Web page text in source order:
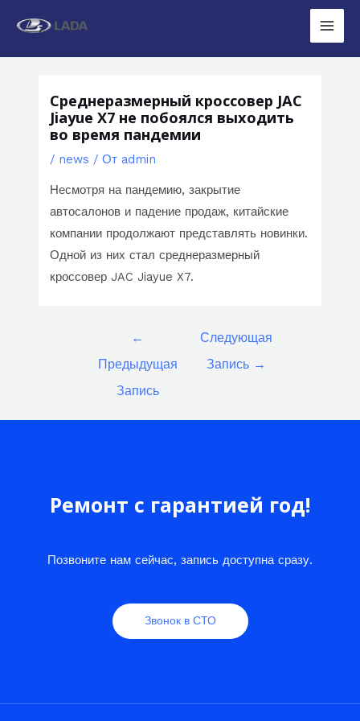
Main
Среднеразмерный кроссовер JAC
Jiayue X7 не побоялся выходить
во время пандемии
/ news / От admin
Несмотря на пандемию, закрытие
автосалонов и падение продаж, китайские
компании продолжают представлять новинки.
Одной из них стал среднеразмерный
кроссовер JAC Jiayue X7.
←
Предыдущая
Запись
Следующая
Запись →
Ремонт с гарантией год!
Позвоните нам сейчас, запись доступна сразу.
Звонок в СТО